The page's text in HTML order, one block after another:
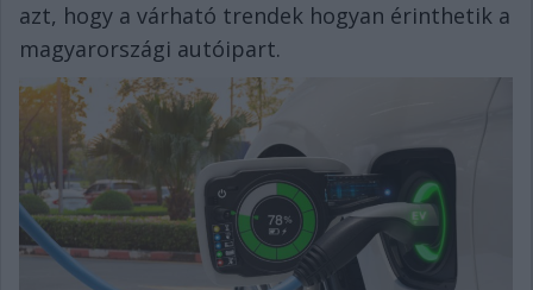
azt, hogy a várható trendek hogyan érinthetik a
magyarországi autóipart.